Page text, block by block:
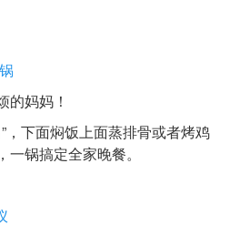
的妈妈！
，下面焖饭上面蒸排骨或者烤鸡
锅搞定全家晚餐。